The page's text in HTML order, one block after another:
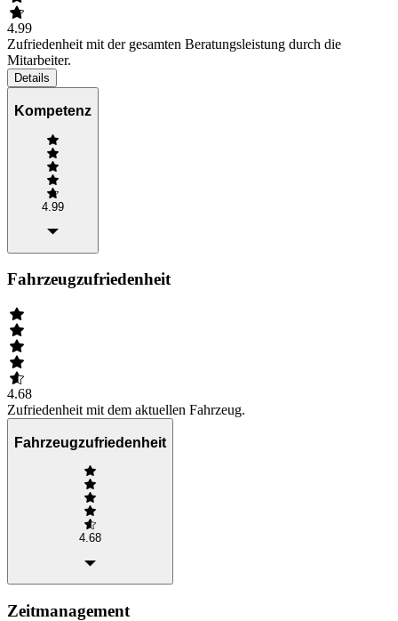
4.99
Zufriedenheit mit der gesamten Beratungsleistung durch die
Mitarbeiter.
Details
Kompetenz
4.99
Fahrzeugzufriedenheit
4.68
Zufriedenheit mit dem aktuellen Fahrzeug.
Fahrzeugzufriedenheit
4.68
Zeitmanagement